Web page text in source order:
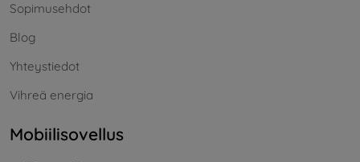
Sopimusehdot
Blog
Yhteystiedot
Vihreä energia
Mobiilisovellus